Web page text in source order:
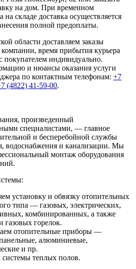
на дом. При временном
на складе доставка осуществляется
полной предоплаты.
области доставляем заказы
компании, время прибытия курьера
покупателем индивидуально.
и нюансы оказания услуги
по контактным телефонам: +7
(4822) 41-59-00.
произведенный
специалистами, — главное
и бесперебойной службы
водоснабжения и канализации. Мы
монтаж оборудования
установку и обвязку отопительных
типа — газовых, электрических,
комбинированных, а также
газовых горелок.
отопительные приборы —
алюминиевые,
и пр.
теплых полов.